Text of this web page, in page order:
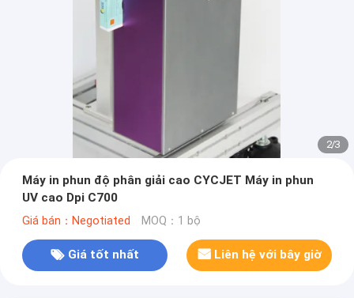
2/3
Máy in phun độ phân giải cao CYCJET Máy in phun
UV cao Dpi C700
Giá bán：Negotiated MOQ：1 bộ
Giá tốt nhất Liên hệ với bây giờ